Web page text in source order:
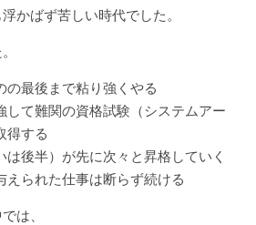
かばず苦しい時代でした。
の最後まで粘り強くやる
して難関の資格試験（システムアー
得する
は後半）が先に次々と昇格していく
えられた仕事は断らず続ける
は、